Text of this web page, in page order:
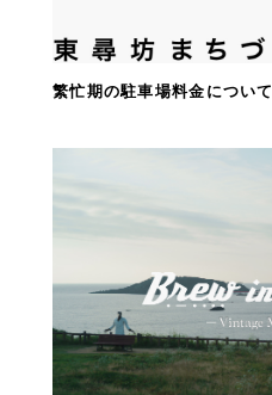
繁忙期の駐車場料金について